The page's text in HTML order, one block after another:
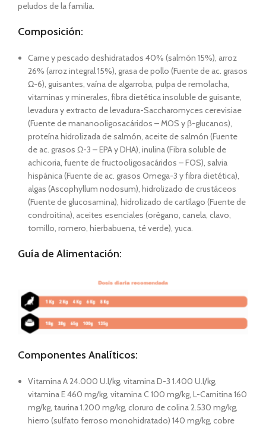
peludos de la familia.
Composición:
Carne y pescado deshidratados 40% (salmón 15%), arroz
26% (arroz integral 15%), grasa de pollo (Fuente de ac. grasos
Ω-6), guisantes, vaína de algarroba, pulpa de remolacha,
vitaminas y minerales, fibra dietética insoluble de guisante,
levadura y extracto de levadura-Saccharomyces cerevisiae
(Fuente de mananooligosacáridos – MOS y β-glucanos),
proteína hidrolizada de salmón, aceite de salmón (Fuente
de ac. grasos Ω-3 – EPA y DHA), inulina (Fibra soluble de
achicoria, fuente de fructooligosacáridos – FOS), salvia
hispánica (Fuente de ac. grasos Omega-3 y fibra dietética),
algas (Ascophyllum nodosum), hidrolizado de crustáceos
(Fuente de glucosamina), hidrolizado de cartílago (Fuente de
condroitina), aceites esenciales (orégano, canela, clavo,
tomillo, romero, hierbabuena, té verde), yuca.
Guía de Alimentación:
Componentes Analíticos:
Vitamina A 24.000 U.I/kg, vitamina D-3 1.400 U.I/kg,
vitamina E 460 mg/kg, vitamina C 100 mg/kg, L-Carnitina 160
mg/kg, taurina 1.200 mg/kg, cloruro de colina 2.530 mg/kg,
hierro (sulfato ferroso monohidratado) 140 mg/kg, cobre